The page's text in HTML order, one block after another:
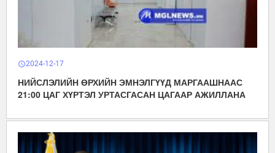
schedule2024-12-17
НИЙСЛЭЛИЙН ӨРХИЙН ЭМНЭЛГҮҮД МАРГААШНААС
21:00 ЦАГ ХҮРТЭЛ УРТАСГАСАН ЦАГААР АЖИЛЛАНА